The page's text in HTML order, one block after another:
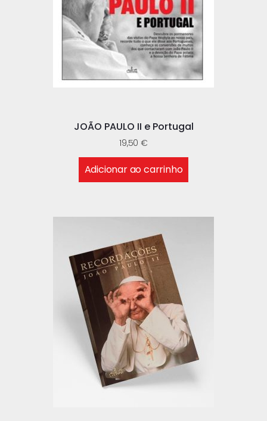
JOÃO PAULO II e Portugal
19,50 €
Adicionar ao carrinho